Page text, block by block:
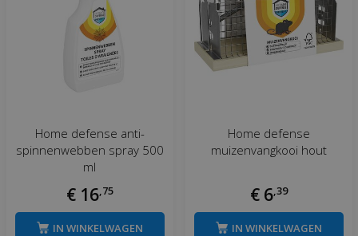
Home defense anti-
spinnenwebben spray 500
ml
€ 16 75
IN WINKELWAGEN
Home defense
muizenvangkooi hout
€ 6 39
IN WINKELWAGEN